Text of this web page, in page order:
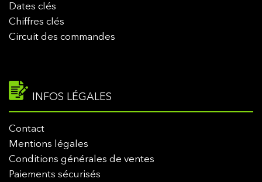
Dates clés
Chiffres clés
Circuit des commandes
INFOS LÉGALES
Contact
Mentions légales
Conditions générales de ventes
Paiements sécurisés